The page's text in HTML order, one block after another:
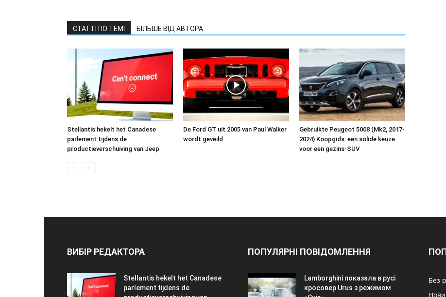
СТАТТІ ПО ТЕМІ БІЛЬШЕ ВІД АВТОРА
Stellantis hekelt het Canadese
parlement tijdens de
productieverschuiving van Jeep
De Ford GT uit 2005 van Paul Walker
wordt geveild
Gebruikte Peugeot 5008 (Mk2, 2017-
2024) Koopgids: een solide keuze
voor een gezins-SUV
ВИБІР РЕДАКТОРА
Stellantis hekelt het Canadese
parlement tijdens de
ПОПУЛЯРНІ ПОВІДОМЛЕННЯ
Lamborghini показала в русі
кросовер Urus з режимом
Без